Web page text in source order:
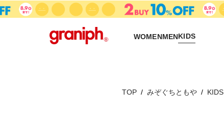
WOMENMENKIDS
TOP みぞぐちともや KIDS